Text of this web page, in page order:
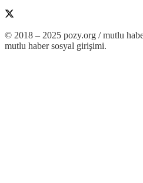
© 2018 – 2025 pozy.org / mutlu
mutlu haber sosyal girişimi.